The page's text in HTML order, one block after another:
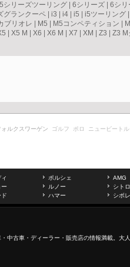
5シリーズツーリング 6シリーズ 6シリ
グランクーペ i3 i4 i5 i5ツーリング
ブリオレ M5 M5コンペティション
X5 M X6 X6 M X7 XM Z3 Z3 M
ルクスワーゲン ゴルフ ポロ ニュービートル
ポルシェ AMG
ー ルノー シト
ド ハマー シボ
中古車 ・ディーラー・販売店の情報満載。